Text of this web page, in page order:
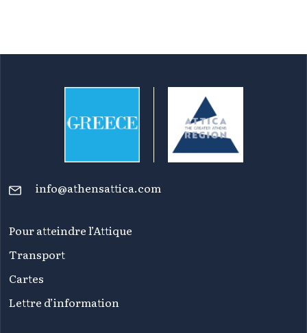
info@athensattica.com
Pour atteindre l’Attique
Transport
Cartes
Lettre d’information